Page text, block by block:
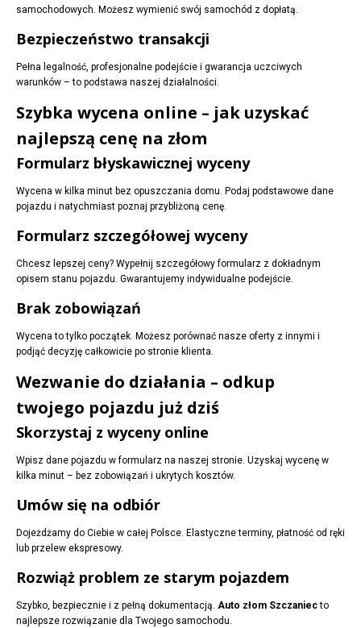
samochodowych. Możesz wymienić swój samochód z dopłatą.
Bezpieczeństwo transakcji
Pełna legalność, profesjonalne podejście i gwarancja uczciwych
warunków – to podstawa naszej działalności.
Szybka wycena online – jak uzyskać
najlepszą cenę na złom
Formularz błyskawicznej wyceny
Wycena w kilka minut bez opuszczania domu. Podaj podstawowe dane
pojazdu i natychmiast poznaj przybliżoną cenę.
Formularz szczegółowej wyceny
Chcesz lepszej ceny? Wypełnij szczegółowy formularz z dokładnym
opisem stanu pojazdu. Gwarantujemy indywidualne podejście.
Brak zobowiązań
Wycena to tylko początek. Możesz porównać nasze oferty z innymi i
podjąć decyzję całkowicie po stronie klienta.
Wezwanie do działania – odkup
twojego pojazdu już dziś
Skorzystaj z wyceny online
Wpisz dane pojazdu w formularz na naszej stronie. Uzyskaj wycenę w
kilka minut – bez zobowiązań i ukrytych kosztów.
Umów się na odbiór
Dojeżdżamy do Ciebie w całej Polsce. Elastyczne terminy, płatność od ręki
lub przelew ekspresowy.
Rozwiąż problem ze starym pojazdem
Szybko, bezpiecznie i z pełną dokumentacją. Auto złom Szczaniecto
najlepsze rozwiązanie dla Twojego samochodu.